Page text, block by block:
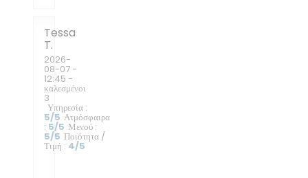
Tessa
T
2026-
08-07 -
12:45 -
καλεσμένοι
3
Υπηρεσία :
5/5 Ατμόσφαιρα
: 5/5 Μενού :
5/5 Ποιότητα /
Τιμή : 4/5